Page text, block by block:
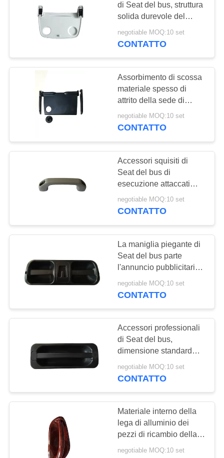
PRIVACY
POLICY
disposizione dei
posti a sedere
commerciale del
teatro
Sedili del bus di
Hiace
12
Bus piegante Seat
Sedili dello
di Seat del bus, struttura
solida durevole del
supporto dello spuntino
della sede di automobile
negotiable MOQ:10 set
CONTATTO
Assorbimento di scossa
materiale spesso di
attrito della sede di
automobile di scivolo del
supporto resistente della
negotiable MOQ:10 set
CONTATTO
Accessori squisiti di
Seat del bus di
esecuzione attaccati
saldamente al
rendimento elevato di
negotiable MOQ:10 set
CONTATTO
La maniglia piegante di
Seat del bus parte
l'annuncio pubblicitario
di lusso di progettazione
unica delle componenti
negotiable MOQ:10 set
CONTATTO
Accessori professionali
di Seat del bus,
dimensione standard
della mano ergonomica
della sede di automobile
negotiable MOQ:10 set
CONTATTO
Materiale interno della
lega di alluminio dei
pezzi di ricambio della
maniglia della sede di
negotiable MOQ:10 set